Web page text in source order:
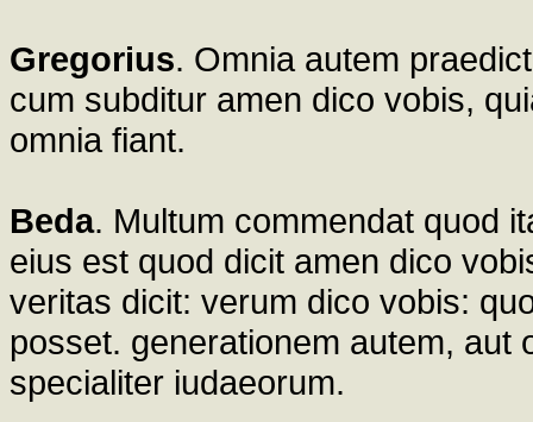
Gregorius. Omnia autem
cum subditur amen dico vobis,
omnia fiant.
Beda. Multum commendat quod
eius est quod dicit amen dico
veritas dicit: verum dico vobis:
posset. generationem autem, aut
specialiter iudaeorum.